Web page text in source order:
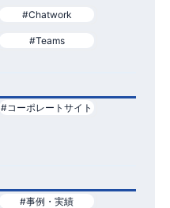
#Chatwork
#Teams
#コーポレートサイト
#事例・実績